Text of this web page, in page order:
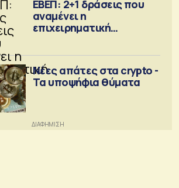
ΕΒΕΠ: 2+1 δράσεις που
αναμένει η
επιχειρηματική
Νέες απάτες στα crypto -
Τα υποψήφια θύματα